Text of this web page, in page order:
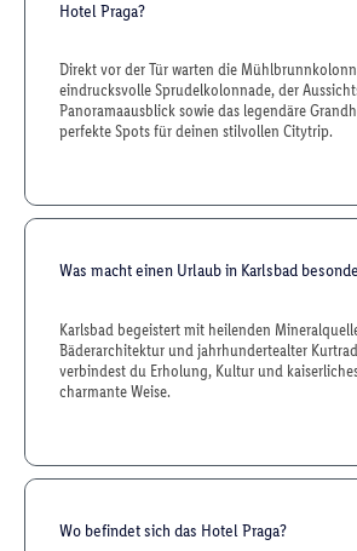
Hotel Praga?
Direkt vor der Tür warten die
eindrucksvolle Sprudelkolonnade, der
Panoramaausblick sowie das legendäre
perfekte Spots für deinen stilvollen Citytrip.
Was macht einen Urlaub in Karlsbad
Karlsbad begeistert mit heilenden
Bäderarchitektur und jahrhundertealter
verbindest du Erholung, Kultur und
charmante Weise.
Wo befindet sich das Hotel Praga?